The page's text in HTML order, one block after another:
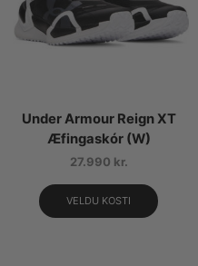
Under Armour Reign XT
Æfingaskór (W)
27.990 kr.
VELDU KOSTI